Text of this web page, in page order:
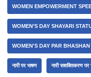
WOMEN EMPOWERMENT
WOMEN’S DAY SHAYARI
WOMEN'S DAY PAR BHASHAN
नारी पर भाषण नारी सशक्तिकरण पर